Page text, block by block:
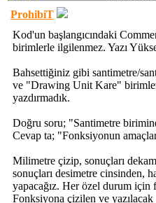
ProhibiT
Kod'un başlangıcındaki
birimlerle ilgilenmez. Yazı
Bahsettiğiniz gibi santimetre/
ve "Drawing Unit Kare"
yazdırmadık.
Doğru soru; "Santimetre
Cevap ta; "Fonksiyonun
Milimetre çizip, sonuçları
sonuçları desimetre cinsinden,
yapacağız. Her özel durum için
Fonksiyona çizilen ve